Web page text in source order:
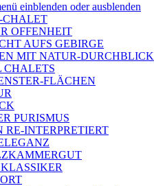
einblenden oder ausblenden
CHALET
OFFENHEIT
AUFS GEBIRGE
MIT NATUR-DURCHBLICK
CHALETS
FLÄCHEN
PURISMUS
RE-INTERPRETIERT